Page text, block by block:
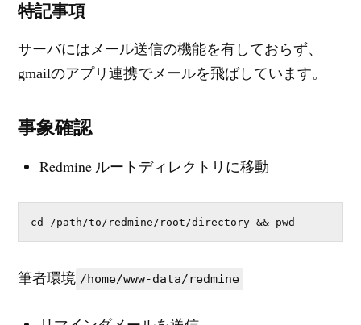
特記事項
サーバにはメール送信の機能を有しておらず、
gmailのアプリ連携でメールを飛ばしています。
事象確認
Redmine ルートディレクトリに移動
cd /path/to/redmine/root/directory && pwd
筆者環境 /home/www-data/redmine